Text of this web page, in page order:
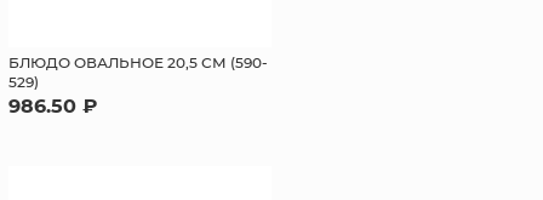
БЛЮДО ОВАЛЬНОЕ 20,5 СМ (590-
529)
986.50 ₽